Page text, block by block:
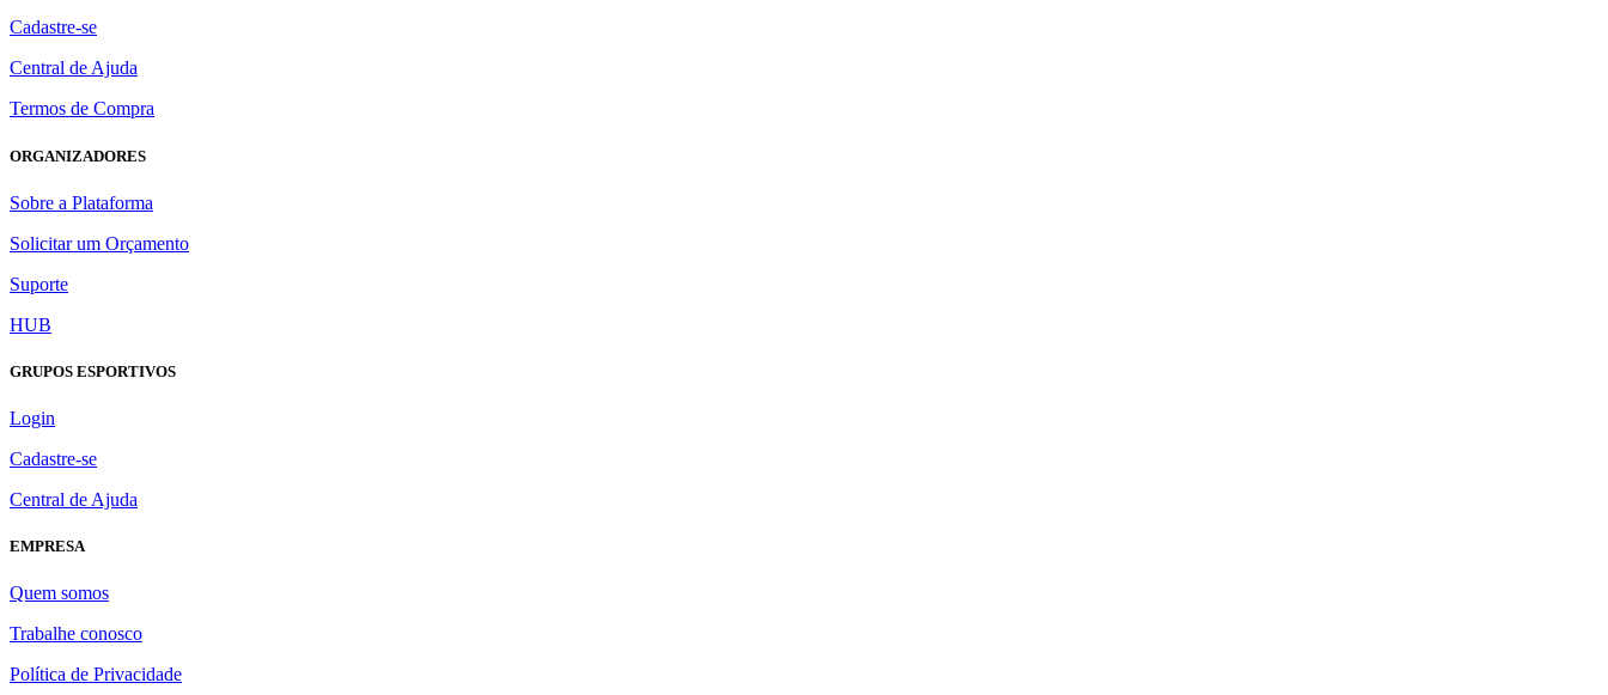
Cadastre-se
Central de Ajuda
Termos de Compra
ORGANIZADORES
Sobre a Plataforma
Solicitar um Orçamento
Suporte
HUB
GRUPOS ESPORTIVOS
Login
Cadastre-se
Central de Ajuda
EMPRESA
Quem somos
Trabalhe conosco
Política de Privacidade